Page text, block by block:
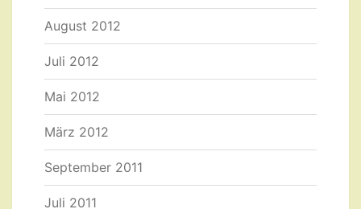
August 2012
Juli 2012
Mai 2012
März 2012
September 2011
Juli 2011